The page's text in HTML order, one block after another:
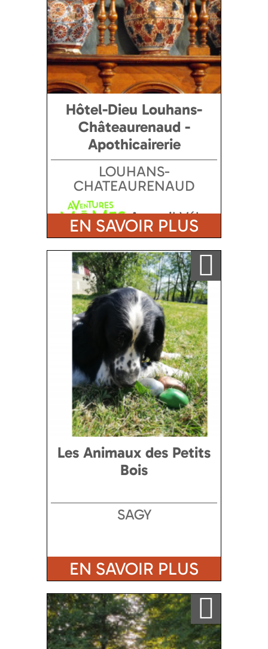
Hôtel-Dieu Louhans-
Châteaurenaud -
Apothicairerie
LOUHANS-
CHATEAURENAUD
Accueil Vélo
EN SAVOIR PLUS
Ajouter a ma sélection
Les Animaux des Petits
Bois
SAGY
EN SAVOIR PLUS
Ajouter a ma sélection